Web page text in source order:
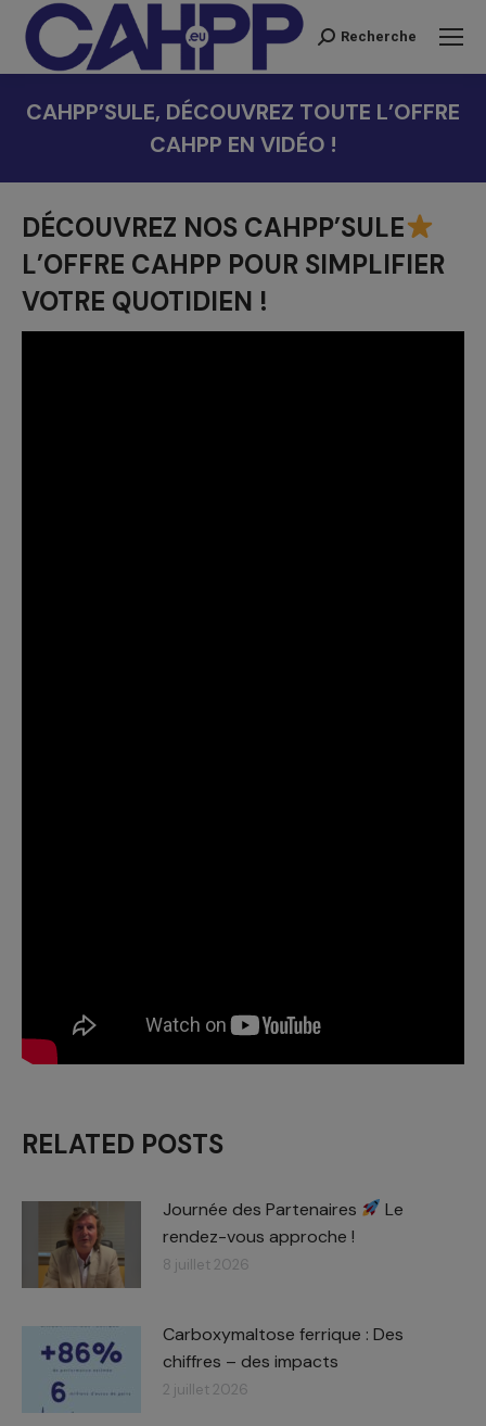
Recherche
Recherche
CAHPP’SULE, DÉCOUVREZ TOUTE L’OFFRE
CAHPP EN VIDÉO !
DÉCOUVREZ NOS CAHPP’SULE
L’OFFRE CAHPP POUR SIMPLIFIER
VOTRE QUOTIDIEN !
RELATED POSTS
Journée des Partenaires
Le
rendez-vous approche !
8 juillet 2026
Carboxymaltose ferrique : Des
chiffres – des impacts​
2 juillet 2026